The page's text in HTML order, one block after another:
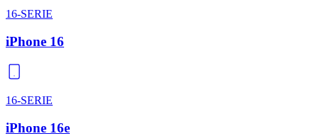
16-SERIE
iPhone 16
16-SERIE
iPhone 16e